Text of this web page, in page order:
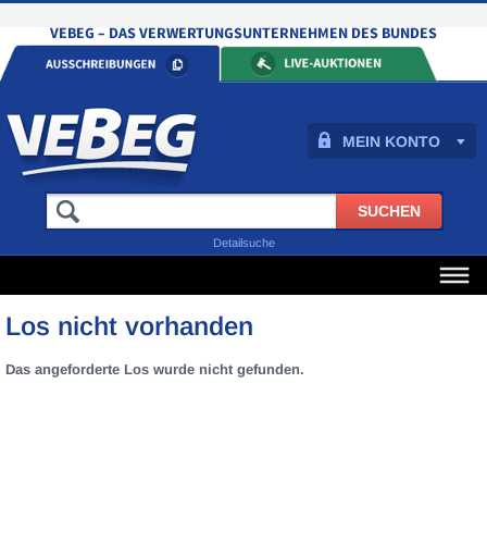
MEIN KONTO
Detailsuche
Los nicht vorhanden
Das angeforderte Los wurde nicht gefunden.